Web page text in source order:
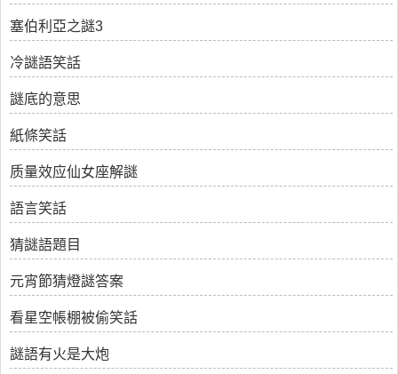
塞伯利亞之謎3
冷謎語笑話
謎底的意思
紙條笑話
质量效应仙女座解謎
語言笑話
猜謎語題目
元宵節猜燈謎答案
看星空帳棚被偷笑話
謎語有火是大炮